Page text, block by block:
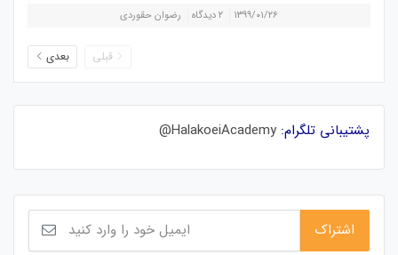
۱۳۹۹/۰۱/۲۶ ۲ دیدگاه رضوان حقوردی
قبلی بعدی
پشتیبانی تلگرام: HalakoeiAcademy@